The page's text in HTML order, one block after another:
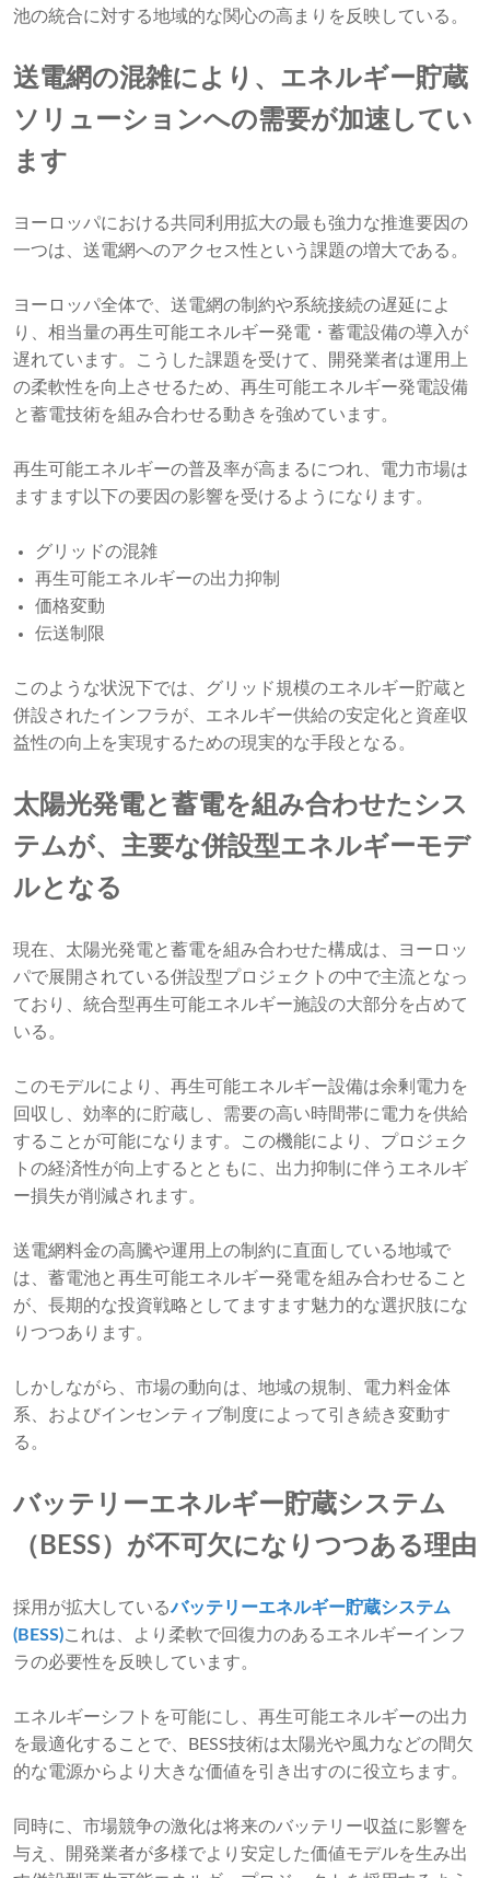
池の統合に対する地域的な関心の高まりを反映している。
送電網の混雑により、エネルギー貯蔵
ソリューションへの需要が加速してい
ます
ヨーロッパにおける共同利用拡大の最も強力な推進要因の
一つは、送電網へのアクセス性という課題の増大である。
ヨーロッパ全体で、送電網の制約や系統接続の遅延によ
り、相当量の再生可能エネルギー発電・蓄電設備の導入が
遅れています。こうした課題を受けて、開発業者は運用上
の柔軟性を向上させるため、再生可能エネルギー発電設備
と蓄電技術を組み合わせる動きを強めています。
再生可能エネルギーの普及率が高まるにつれ、電力市場は
ますます以下の要因の影響を受けるようになります。
グリッドの混雑
再生可能エネルギーの出力抑制
価格変動
伝送制限
このような状況下では、グリッド規模のエネルギー貯蔵と
併設されたインフラが、エネルギー供給の安定化と資産収
益性の向上を実現するための現実的な手段となる。
太陽光発電と蓄電を組み合わせたシス
テムが、主要な併設型エネルギーモデ
ルとなる
現在、太陽光発電と蓄電を組み合わせた構成は、ヨーロッ
パで展開されている併設型プロジェクトの中で主流となっ
ており、統合型再生可能エネルギー施設の大部分を占めて
いる。
このモデルにより、再生可能エネルギー設備は余剰電力を
回収し、効率的に貯蔵し、需要の高い時間帯に電力を供給
することが可能になります。この機能により、プロジェク
トの経済性が向上するとともに、出力抑制に伴うエネルギ
ー損失が削減されます。
送電網料金の高騰や運用上の制約に直面している地域で
は、蓄電池と再生可能エネルギー発電を組み合わせること
が、長期的な投資戦略としてますます魅力的な選択肢にな
りつつあります。
しかしながら、市場の動向は、地域の規制、電力料金体
系、およびインセンティブ制度によって引き続き変動す
る。
バッテリーエネルギー貯蔵システム
（BESS）が不可欠になりつつある理由
採用が拡大しているバッテリーエネルギー貯蔵システム
(BESS)これは、より柔軟で回復力のあるエネルギーインフ
ラの必要性を反映しています。
エネルギーシフトを可能にし、再生可能エネルギーの出力
を最適化することで、BESS技術は太陽光や風力などの間欠
的な電源からより大きな価値を引き出すのに役立ちます。
同時に、市場競争の激化は将来のバッテリー収益に影響を
与え、開発業者が多様でより安定した価値モデルを生み出